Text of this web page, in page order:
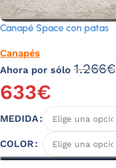
Canapé Space con patas
Canapés
Ahora por sólo 1.266€
633€
MEDIDA
COLOR